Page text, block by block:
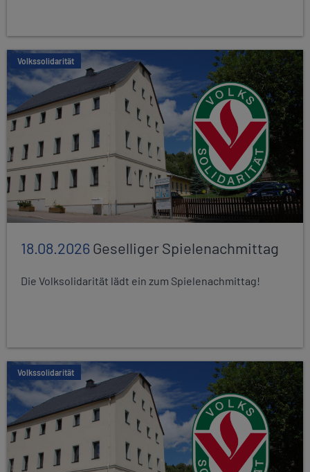
Volkssolidarität
18.08.2026Geselliger Spielenachmittag
Die Volksolidarität lädt ein zum Spielenachmittag!
Volkssolidarität